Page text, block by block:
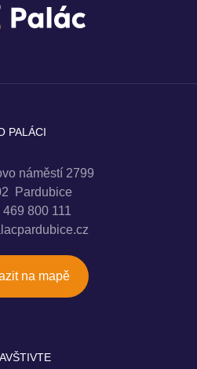
PALÁCI
náměstí 2799
Pardubice
469 800 111
na mapě